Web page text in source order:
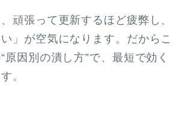
頑張って更新するほど疲弊し、
い」が空気になります。だからこ
原因別の潰し方”で、最短で効く
。